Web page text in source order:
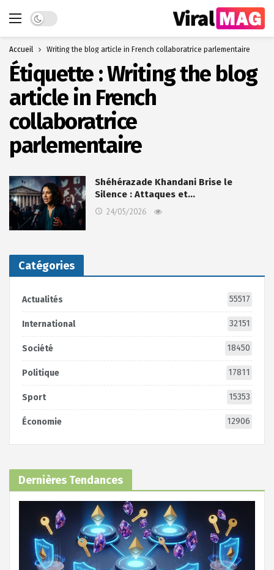
Dark mode
Accueil Writing the blog article in French collaboratrice parlementaire
Étiquette :Writing the blog
article in French
collaboratrice
parlementaire
Shéhérazade Khandani Brise le
Silence : Attaques et…
24/05/2026
Catégories
Actualités 55517
International 32151
Société 18450
Politique 17811
Sport 15353
Économie 12906
Dernières Tendances